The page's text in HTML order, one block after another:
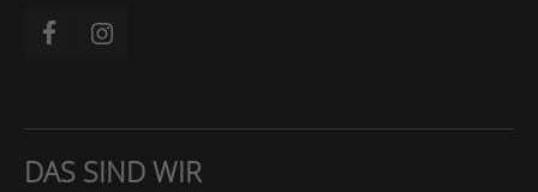
DAS SIND WIR